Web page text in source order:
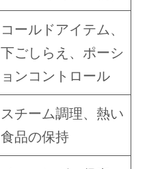
コールドアイテム、
下ごしらえ、ポーシ
ョンコントロール
スチーム調理、熱い
食品の保持